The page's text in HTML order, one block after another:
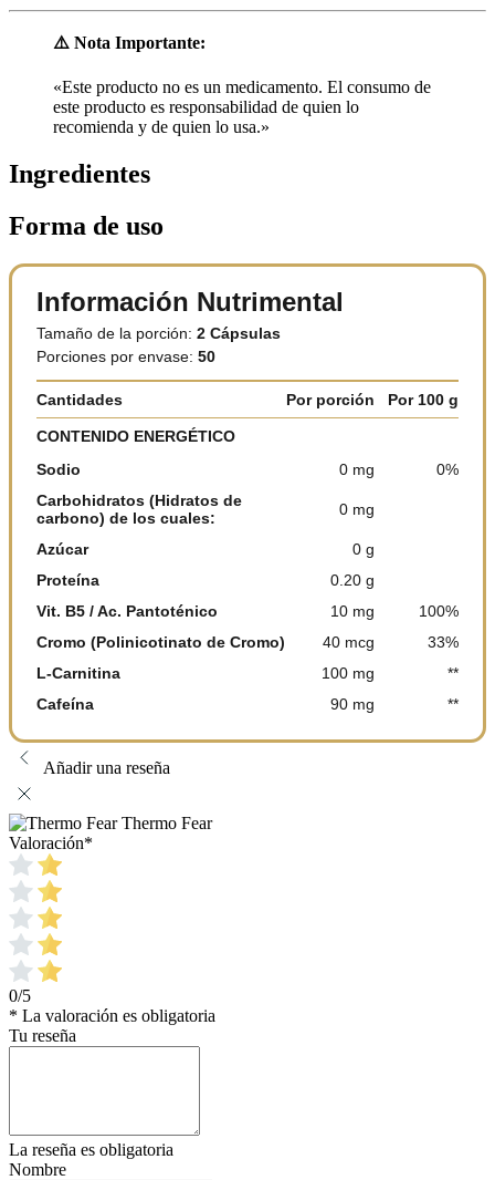
⚠️ Nota Importante:
«Este producto no es un medicamento. El consumo de
este producto es responsabilidad de quien lo
recomienda y de quien lo usa.»
Ingredientes
Forma de uso
Información Nutrimental
Tamaño de la porción: 2 Cápsulas
Porciones por envase: 50
Cantidades Por porción Por 100 g
CONTENIDO ENERGÉTICO
Sodio
0 mg
0%
Carbohidratos (Hidratos de
carbono) de los cuales:
0 mg
Azúcar
0 g
Proteína
0.20 g
Vit. B5 / Ac. Pantoténico
10 mg
100%
Cromo (Polinicotinato de Cromo)
40 mcg
33%
L-Carnitina
100 mg
**
Cafeína
90 mg **
Añadir una reseña
Thermo Fear
Valoración*
0/5
* La valoración es obligatoria
Tu reseña
La reseña es obligatoria
Nombre